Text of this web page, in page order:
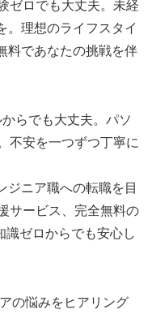
ゼロでも大丈夫。未経
。理想のライフスタイ
料であなたの挑戦を伴
らでも大丈夫。パソ
不安を一つずつ丁寧に
ジニア職への転職を目
サービス、完全無料の
識ゼロからでも安心し
の悩みをヒアリング